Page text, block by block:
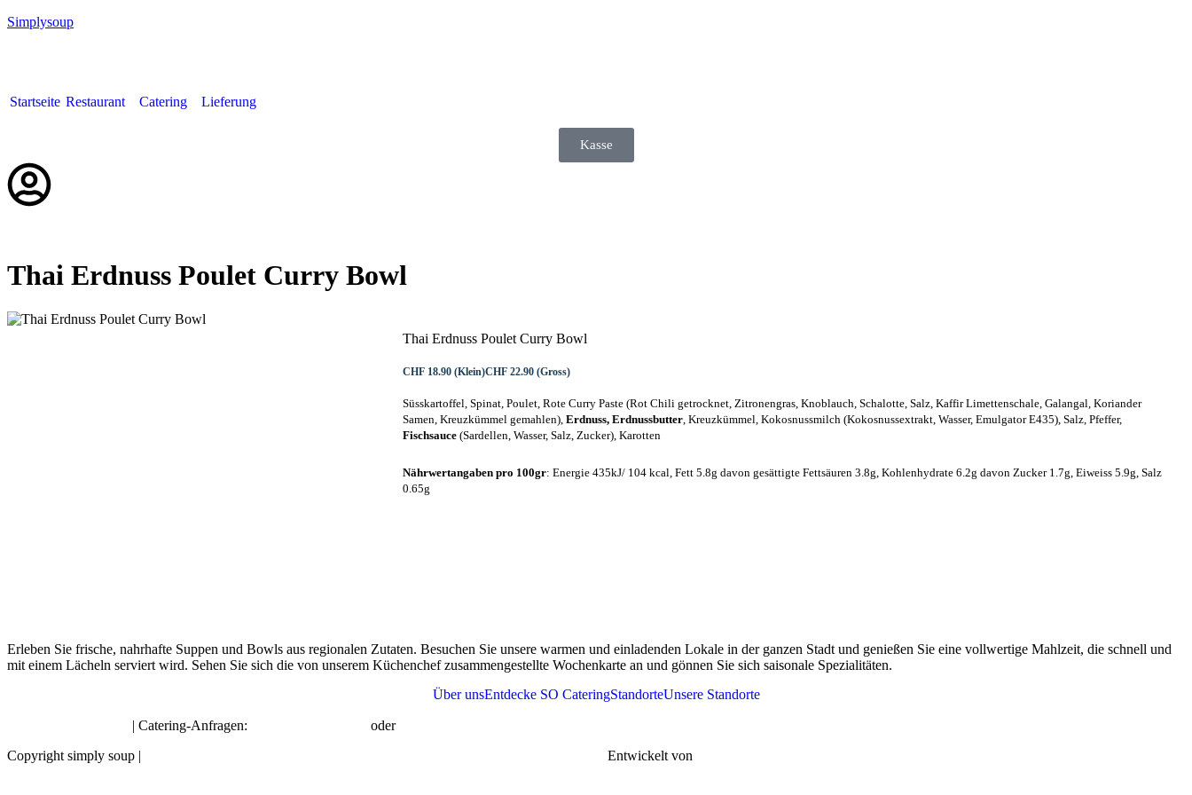
Simplysoup
Startseite Restaurant Catering Lieferung
Kasse
Thai Erdnuss Poulet Curry Bowl
Thai Erdnuss Poulet Curry Bowl
CHF 18.90 (Klein)CHF 22.90 (Gross)
Süsskartoffel, Spinat, Poulet, Rote Curry Paste (Rot Chili getrocknet, Zitronengras, Knoblauch, Schalotte, Salz, Kaffir Limettenschale, Galangal, Koriander
Samen, Kreuzkümmel gemahlen), Erdnuss, Erdnussbutter, Kreuzkümmel, Kokosnussmilch (Kokosnussextrakt, Wasser, Emulgator E435), Salz, Pfeffer,
Fischsauce(Sardellen, Wasser, Salz, Zucker), Karotten
Nährwertangaben pro 100gr: Energie 435kJ/ 104 kcal, Fett 5.8g davon gesättigte Fettsäuren 3.8g, Kohlenhydrate 6.2g davon Zucker 1.7g, Eiweiss 5.9g, Salz
0.65g
Erleben Sie frische, nahrhafte Suppen und Bowls aus regionalen Zutaten. Besuchen Sie unsere warmen und einladenden Lokale in der ganzen Stadt und genießen Sie eine vollwertige Mahlzeit, die schnell und
mit einem Lächeln serviert wird. Sehen Sie sich die von unserem Küchenchef zusammengestellte Wochenkarte an und gönnen Sie sich saisonale Spezialitäten.
Über unsEntdecke SO CateringStandorteUnsere Standorte
| Catering-Anfragen: oder
Copyright simply soup |
Entwickelt von